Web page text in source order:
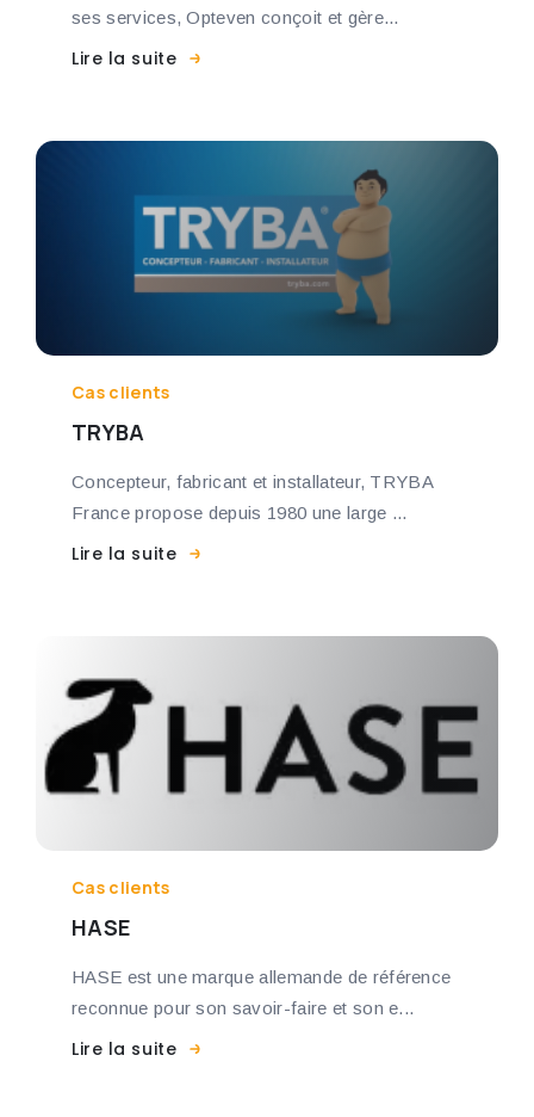
ses services, Opteven conçoit et gère...
Lire la suite
Cas clients
TRYBA
Concepteur, fabricant et installateur, TRYBA
France propose depuis 1980 une large ...
Lire la suite
Cas clients
HASE
HASE est une marque allemande de référence
reconnue pour son savoir-faire et son e...
Lire la suite